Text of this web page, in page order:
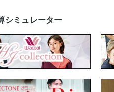
ク
トップス
パンツ
FOLK
Dickies
Wacoal
Mizuno
UNITE
FOLK
Dickies
ESTNATION
Wacoal
Mizuno
UNITE
MICHEL KLEIN
en joie（アン ジョ
MARY QUANT
HANECTONE（ハネク
サーヴォ
トップス
ベスト
スカート・キュロット
パンツ
ワンピース
ジャケット
カーディガン
その他アイテム
メーカー別
シミュレーター